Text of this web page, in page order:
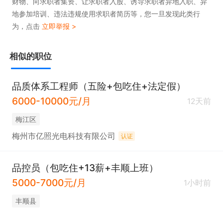
地参加培训、违法违规使用求职者简历等，您一旦发现此类行
为，点击 立即举报 >
相似的职位
品质体系工程师（五险+包吃住+法定假）
6000-10000元/月
12天前
梅江区
梅州市亿照光电科技有限公司 认证
品控员（包吃住+13薪+丰顺上班）
5000-7000元/月
1小时前
丰顺县